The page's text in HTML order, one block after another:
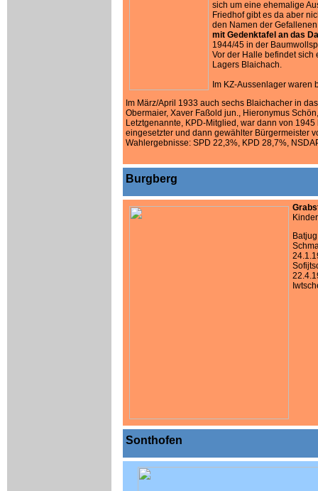
sich um eine ehemalige
Friedhof gibt es da aber
den Namen der
mit Gedenktafel an das
1944/45 in der
Vor der Halle befindet sich
Lagers Blaichach.
Im KZ-Aussenlager waren
Im März/April 1933 auch sechs Blaichacher in
Obermaier, Xaver Faßold jun., Hieronymus
Letztgenannte, KPD-Mitglied, war dann von
eingesetzter und dann gewählter Bürgermeister
Wahlergebnisse: SPD 22,3%, KPD 28,7%,
Burgberg
Sonthofen